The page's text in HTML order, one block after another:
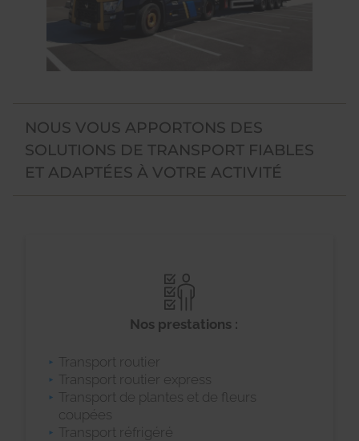
NOUS VOUS APPORTONS DES
SOLUTIONS DE TRANSPORT FIABLES
ET ADAPTÉES À VOTRE ACTIVITÉ
Nos prestations :
Transport routier
Transport routier express
Transport de plantes et de fleurs
coupées
Transport réfrigéré